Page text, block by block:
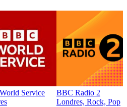
Service
BBC Radio 2
Londres, Rock, Pop